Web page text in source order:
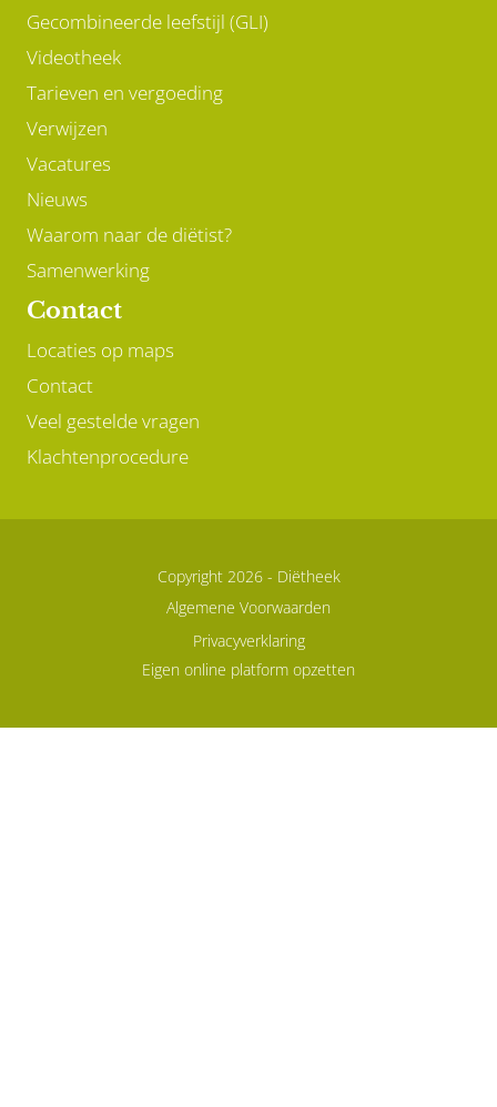
Gecombineerde leefstijl (GLI)
Videotheek
Tarieven en vergoeding
Verwijzen
Vacatures
Nieuws
Waarom naar de diëtist?
Samenwerking
Contact
Locaties op maps
Contact
Veel gestelde vragen
Klachtenprocedure
Copyright 2026 - Diëtheek
Algemene Voorwaarden
Privacyverklaring
Eigen online platform opzetten